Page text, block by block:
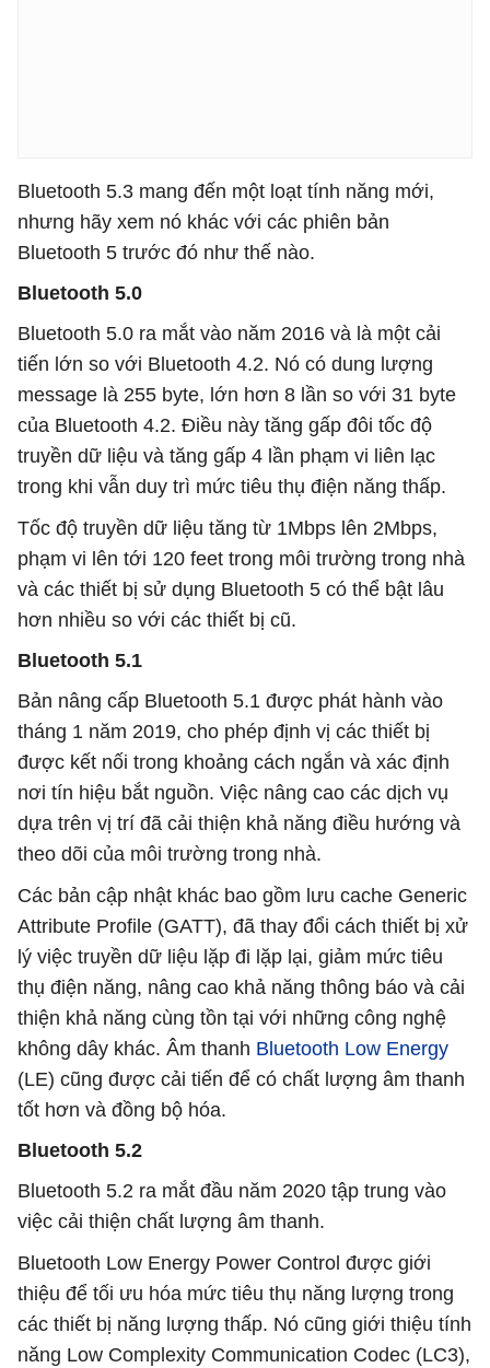
Bluetooth 5.3 mang đến một loạt tính năng mới,
nhưng hãy xem nó khác với các phiên bản
Bluetooth 5 trước đó như thế nào.
Bluetooth 5.0
Bluetooth 5.0 ra mắt vào năm 2016 và là một cải
tiến lớn so với Bluetooth 4.2. Nó có dung lượng
message là 255 byte, lớn hơn 8 lần so với 31 byte
của Bluetooth 4.2. Điều này tăng gấp đôi tốc độ
truyền dữ liệu và tăng gấp 4 lần phạm vi liên lạc
trong khi vẫn duy trì mức tiêu thụ điện năng thấp.
Tốc độ truyền dữ liệu tăng từ 1Mbps lên 2Mbps,
phạm vi lên tới 120 feet trong môi trường trong nhà
và các thiết bị sử dụng Bluetooth 5 có thể bật lâu
hơn nhiều so với các thiết bị cũ.
Bluetooth 5.1
Bản nâng cấp Bluetooth 5.1 được phát hành vào
tháng 1 năm 2019, cho phép định vị các thiết bị
được kết nối trong khoảng cách ngắn và xác định
nơi tín hiệu bắt nguồn. Việc nâng cao các dịch vụ
dựa trên vị trí đã cải thiện khả năng điều hướng và
theo dõi của môi trường trong nhà.
Các bản cập nhật khác bao gồm lưu cache Generic
Attribute Profile (GATT), đã thay đổi cách thiết bị xử
lý việc truyền dữ liệu lặp đi lặp lại, giảm mức tiêu
thụ điện năng, nâng cao khả năng thông báo và cải
thiện khả năng cùng tồn tại với những công nghệ
không dây khác. Âm thanh Bluetooth Low Energy
(LE) cũng được cải tiến để có chất lượng âm thanh
tốt hơn và đồng bộ hóa.
Bluetooth 5.2
Bluetooth 5.2 ra mắt đầu năm 2020 tập trung vào
việc cải thiện chất lượng âm thanh.
Bluetooth Low Energy Power Control được giới
thiệu để tối ưu hóa mức tiêu thụ năng lượng trong
các thiết bị năng lượng thấp. Nó cũng giới thiệu tính
năng Low Complexity Communication Codec (LC3),